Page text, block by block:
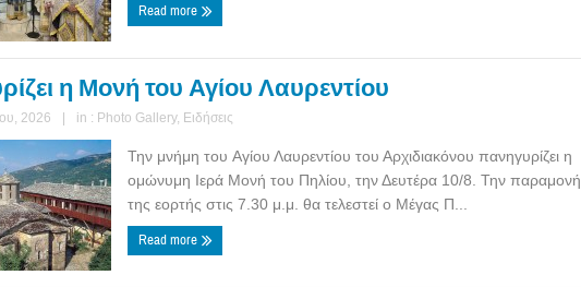
Read more
η Μονή του Αγίου Λαυρεντίου
2026 in : Photo Gallery, Ειδήσεις
Την μνήμη του Αγίου Λαυρεντίου του Αρχιδιακόνου πανηγυρίζει η
ομώνυμη Ιερά Μονή του Πηλίου, την Δευτέρα 10/8. Την παραμονή
της εορτής στις 7.30 μ.μ. θα τελεστεί ο Μέγας Π...
Read more